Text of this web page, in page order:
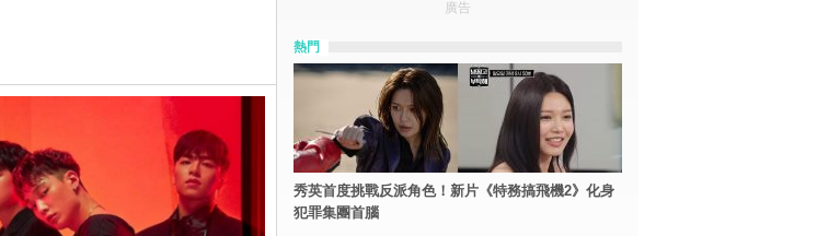
廣告
熱門
秀英首度挑戰反派角色！新片《特務搞飛機2》化身
犯罪集團首腦